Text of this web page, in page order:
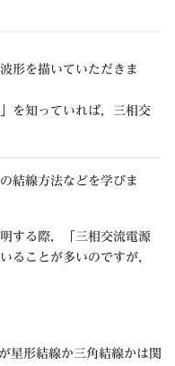
形を描いていただきま
を知っていれば，三相交
結線方法などを学びま
する際，「三相交流電源
ることが多いのですが，
星形結線か三角結線かは関